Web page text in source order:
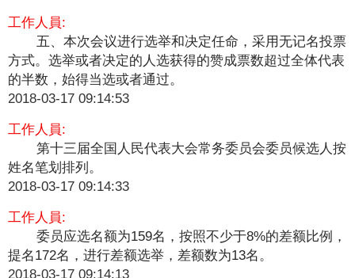
工作人員:
五、本次会议进行选举和决定任命，采用无记名投票
方式。选举或者决定的人选获得的赞成票数超过全体代表
的半数，始得当选或者通过。
2018-03-17 09:14:53
工作人員:
第十三届全国人民代表大会常务委员会委员候选人按
姓名笔划排列。
2018-03-17 09:14:33
工作人員:
委员应选名额为159名，按照不少于8%的差额比例，
提名172名，进行差额选举，差额数为13名。
2018-03-17 09:14:13